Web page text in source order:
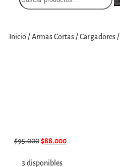
Inicio /Armas Cortas /Cargadores /
$95.000$88.000
3 disponibles